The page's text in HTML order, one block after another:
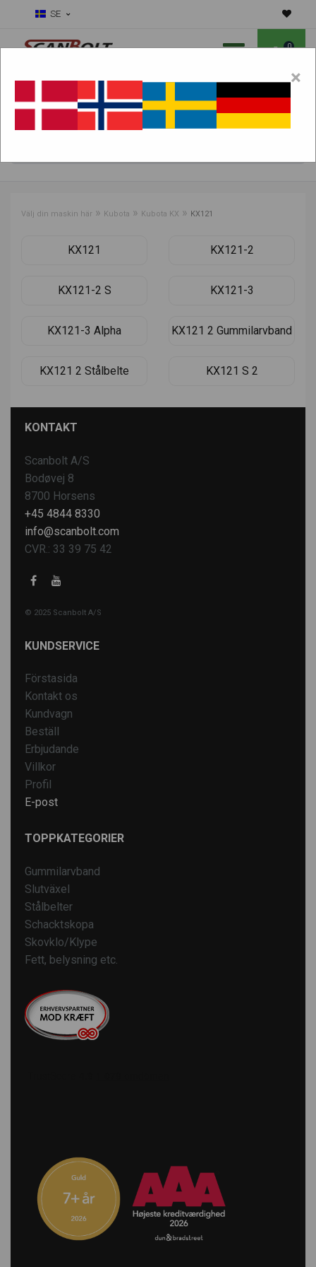
SE
0
Välj din maskin här » Kubota » Kubota KX » KX121
KX121 KX121-2
KX121-2 S KX121-3
KX121-3 Alpha KX121 2 Gummilarvband
KX121 2 Stålbelte KX121 S 2
KONTAKT
Scanbolt A/S
Bodøvej 8
8700 Horsens
+45 4844 8330
info@scanbolt.com
CVR.: 33 39 75 42
© 2025 Scanbolt A/S
KUNDSERVICE
Förstasida
Kontakt os
Kundvagn
Beställ
Erbjudande
Villkor
Profil
E-post
TOPPKATEGORIER
Gummilarvband
Slutväxel
Stålbelter
Schacktskopa
Skovklo/Klype
Fett, belysning etc.
×